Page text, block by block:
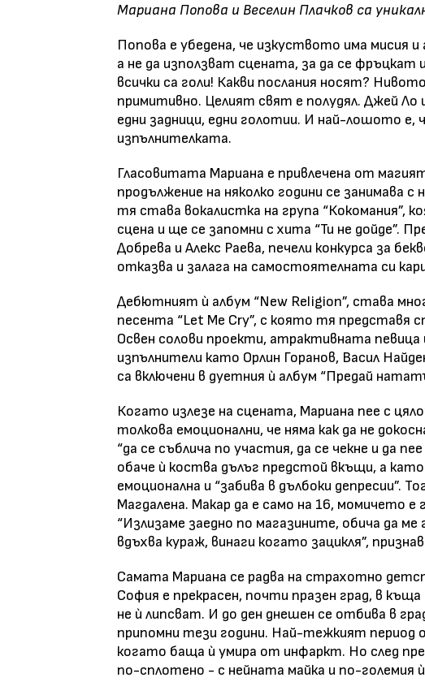
Мариана Попова и Веселин Плачков са
Попова е убедена, че изкуството има мисия
а не да използват сцената, за да се фръцкат
всички са голи! Какви послания носят?
примитивно. Целият свят е полудял. Джей Ло
едни задници, едни голотии. И най-лошото е,
изпълнителката.
Гласовитата Мариана е привлечена от
продължение на няколко години се занимава
тя става вокалистка на група “Кокомания”,
сцена и ще се запомни с хита “Ти не дойде”.
Добрева и Алекс Раева, печели конкурса за
отказва и залага на самостоятелната си
Дебютният ѝ албум “New Religion”, става
песента “Let Me Cry”, с която тя представя
Освен солови проекти, атрактивната певица
изпълнители като Орлин Горанов, Васил
са включени в дуетния ѝ албум “Предай
Когато излезе на сцената, Мариана пее с
толкова емоционални, че няма как да не
“да се съблича по участия, да се чекне и да
обаче ѝ коства дълъг предстой вкъщи, а
емоционална и “забива в дълбоки депресии”.
Магдалена. Макар да е само на 16, момичето е
“Излизаме заедно по магазините, обича да ме
вдъхва кураж, винаги когато зацикля”,
Самата Мариана се радва на страхотно
София е прекрасен, почти празен град, в
не ѝ липсват. И до ден днешен се отбива в
припомни тези години. Най-тежкият период
когато баща ѝ умира от инфаркт. Но след
по-сплотено - с нейната майка и по-големия